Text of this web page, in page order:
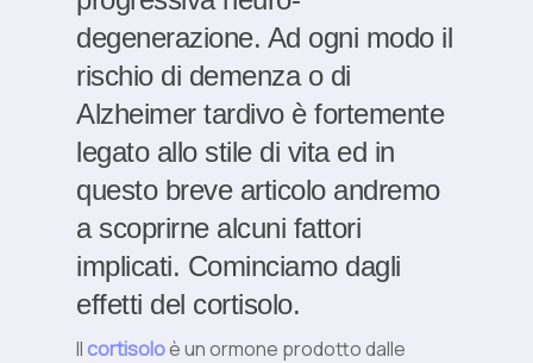
degenerazione. Ad ogni modo il
rischio di demenza o di
Alzheimer tardivo è fortemente
legato allo stile di vita ed in
questo breve articolo andremo
a scoprirne alcuni fattori
implicati. Cominciamo dagli
effetti del cortisolo.
Il cortisoloè un ormone prodotto dalle